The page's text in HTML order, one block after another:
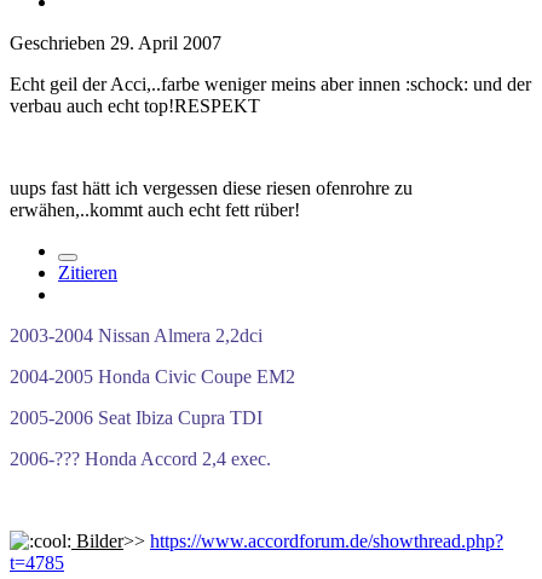
Geschrieben 29. April 2007
Echt geil der Acci,..farbe weniger meins aber innen :schock: und der
verbau auch echt top!RESPEKT
uups fast hätt ich vergessen diese riesen ofenrohre zu
erwähen,..kommt auch echt fett rüber!
Zitieren
2003-2004 Nissan Almera 2,2dci
2004-2005 Honda Civic Coupe EM2
2005-2006 Seat Ibiza Cupra TDI
2006-??? Honda Accord 2,4 exec.
Bilder>> https://www.accordforum.de/showthread.php?
t=4785